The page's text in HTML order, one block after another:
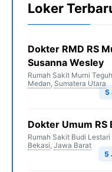
Loker
Dokter RMD RS
Susanna Wesley
Rumah Sakit Murni
Medan, Sumatera Utara
5
Dokter Umum RS
Rumah Sakit Budi Lestari
Bekasi, Jawa Barat
5